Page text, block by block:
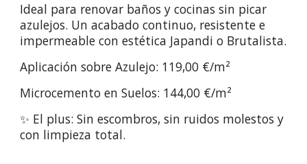
Ideal para renovar baños y cocinas sin picar
azulejos. Un acabado continuo, resistente e
impermeable con estética Japandi o Brutalista.
Aplicación sobre Azulejo: 119,00 €/m²
Microcemento en Suelos: 144,00 €/m²
✨ El plus: Sin escombros, sin ruidos molestos y
con limpieza total.